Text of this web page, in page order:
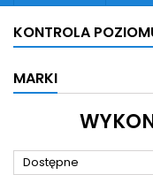
KONTROLA
MARKI
Dostępne